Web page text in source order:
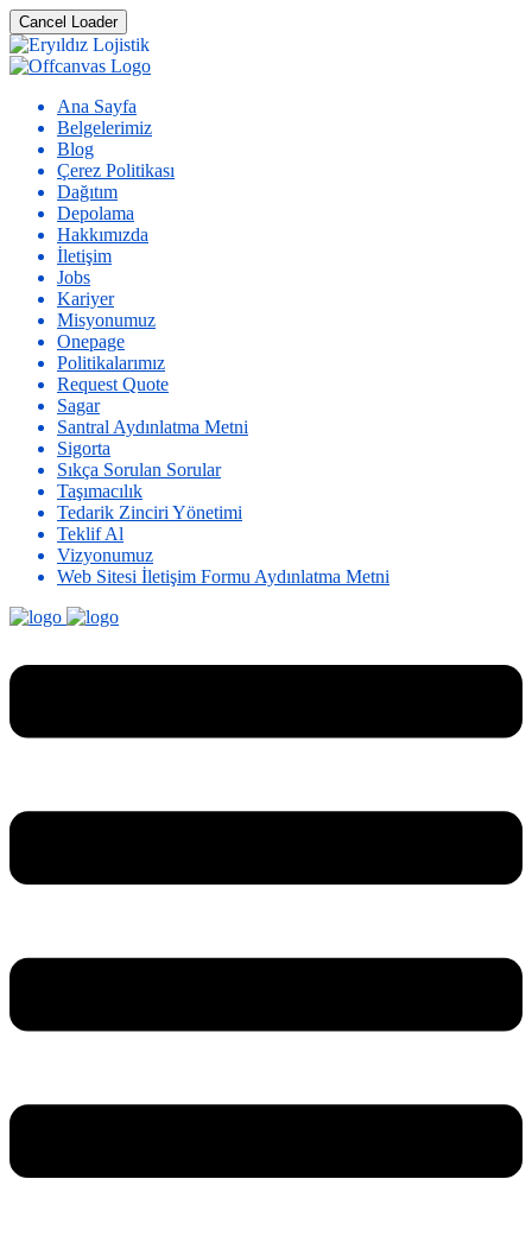
Cancel Loader
Ana Sayfa
Belgelerimiz
Blog
Çerez Politikası
Dağıtım
Depolama
Hakkımızda
İletişim
Jobs
Kariyer
Misyonumuz
Onepage
Politikalarımız
Request Quote
Sagar
Santral Aydınlatma Metni
Sigorta
Sıkça Sorulan Sorular
Taşımacılık
Tedarik Zinciri Yönetimi
Teklif Al
Vizyonumuz
Web Sitesi İletişim Formu Aydınlatma Metni